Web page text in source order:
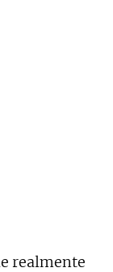
realmente